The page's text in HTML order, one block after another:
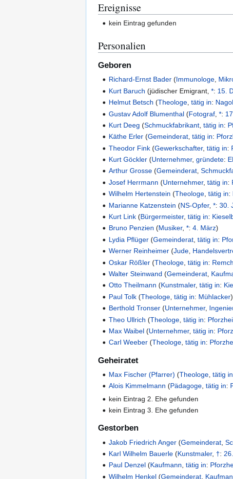
Ereignisse
kein Eintrag gefunden
Personalien
Geboren
Richard-Ernst Bader (Immunologe,
Kurt Baruch (jüdischer Emigrant ,*: 15.
Helmut Betsch (Theologe ,tätig in:
Gustav Adolf Blumenthal (Fotograf ,*:
Kurt Deeg (Schmuckfabrikant ,tätig in:
Käthe Erler (Gemeinderat,tätig in:
Theodor Fink (Gewerkschafter,tätig in:
Kurt Göckler (Unternehmer,gründete:
Arthur Grosse (Gemeinderat,
Josef Herrmann (Unternehmer,tätig in:
Wilhelm Hertenstein (Theologe,tätig in:
Marianne Katzenstein (NS-Opfer,*:30.
Kurt Link (Bürgermeister,tätig in:
Bruno Penzien (Musiker,*:4. März)
Lydia Pflüger (Gemeinderat ,tätig in:
Werner Reinheimer (Jude,
Oskar Rößler (Theologe ,tätig in:
Walter Steinwand (Gemeinderat
Otto Theilmann (Kunstmaler,tätig in:
Paul Tolk (Theologe ,tätig in: Mühlacker)
Berthold Tronser (Unternehmer,
Theo Ullrich (Theologe ,tätig in:
Max Waibel (Unternehmer,tätig in:
Carl Weeber (Theologe,tätig in:
Geheiratet
Max Fischer (Pfarrer) (Theologe ,tätig in
Alois Kimmelmann (Pädagoge,tätig in:
kein Eintrag 2. Ehe gefunden
kein Eintrag 3. Ehe gefunden
Gestorben
Jakob Friedrich Anger (Gemeinderat ,
Karl Wilhelm Bauerle (Kunstmaler, †:
Paul Denzel (Kaufmann,tätig in:
Wilhelm Henkel (Gemeinderat